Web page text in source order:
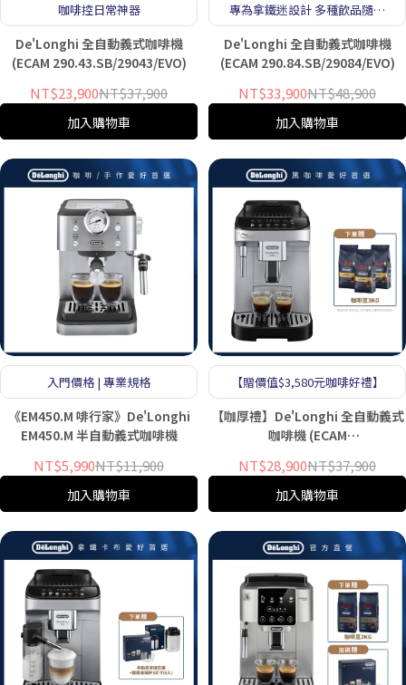
咖啡控日常神器
De'Longhi 全自動義式咖啡機
(ECAM 290.43.SB/29043/EVO)
NT$23,900NT$37,900
加入購物車
專為拿鐵迷設計 多種飲品隨你
製作
De'Longhi 全自動義式咖啡機
(ECAM 290.84.SB/29084/EVO)
NT$33,900NT$48,900
加入購物車
入門價格 | 專業規格
《EM450.M 啡行家》De'Longhi
EM450.M 半自動義式咖啡機
NT$5,990NT$11,900
加入購物車
【贈價值$3,580元咖啡好禮】
【咖厚禮】De'Longhi 全自動義式
咖啡機 (ECAM
NT$28,900NT$37,900
加入購物車